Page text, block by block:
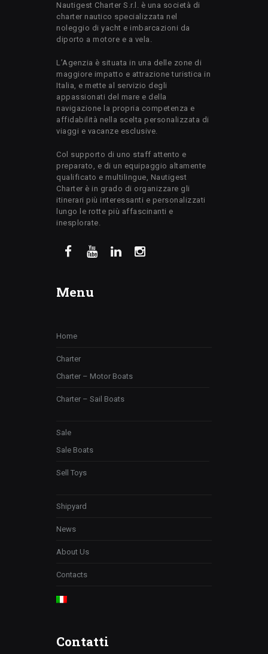
Nautigest Charter S.r.l. è una società di
charter nautico specializzata nel
noleggio di yacht e imbarcazioni da
diporto a motore e a vela.
L’Agenzia è situata in una delle zone di
maggiore impatto e attrazione turistica in
Italia, e mette al servizio degli
appassionati del mare e della
navigazione la propria competenza e
affidabilità nella scelta personalizzata di
viaggi e vacanze esclusive.
Col supporto di uno staff attento e
preparato, e di un equipaggio altamente
qualificato e multilingue, Nautigest
Charter è in grado di organizzare gli
itinerari più interessanti e personalizzati
lungo le rotte più affascinanti e
inesplorate.
Menu
Home
Charter
Charter – Motor Boats
Charter – Sail Boats
Sale
Sale Boats
Sell Toys
Shipyard
News
About Us
Contacts
Contatti